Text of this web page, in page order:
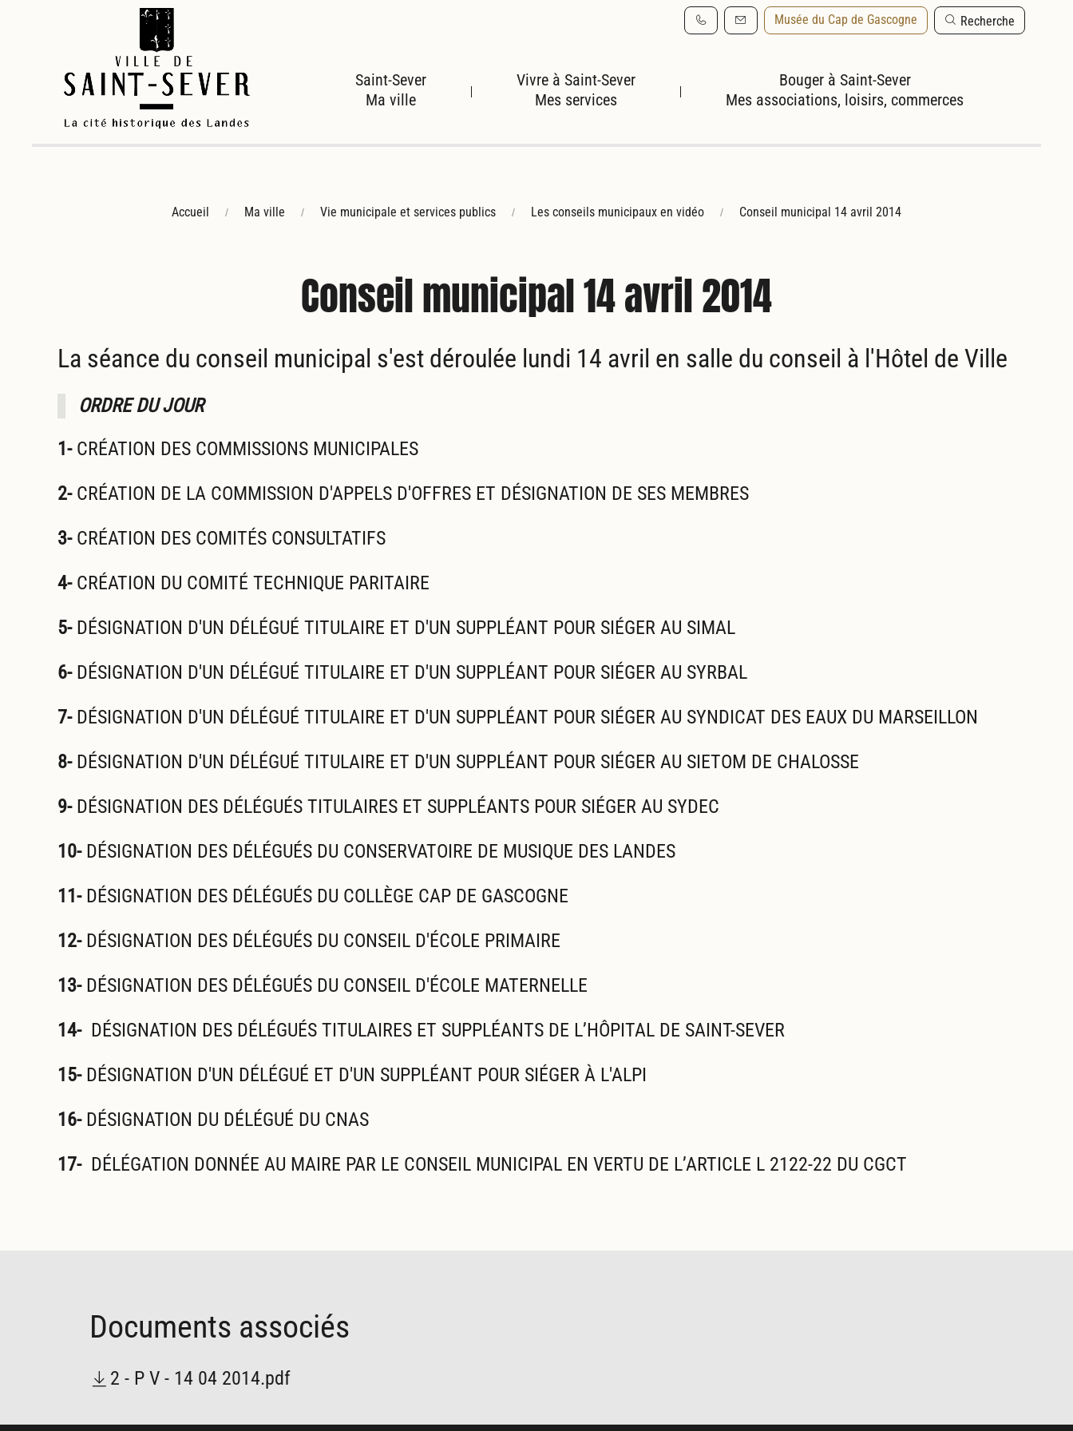
Musée du Cap de Gascogne Recherche
Ma ville Mes services Mes associations, loisirs, commerces
Accueil Ma ville Vie municipale et services publics Les conseils municipaux en vidéo Conseil municipal 14 avril 2014
Conseil municipal 14 avril 2014
La séance du conseil municipal s'est déroulée lundi 14 avril en salle du conseil à l'Hôtel de Ville
ORDRE DU JOUR
1- CRÉATION DES COMMISSIONS MUNICIPALES
2- CRÉATION DE LA COMMISSION D'APPELS D'OFFRES ET DÉSIGNATION DE SES MEMBRES
3-CRÉATION DES COMITÉS CONSULTATIFS
4- CRÉATION DU COMITÉ TECHNIQUE PARITAIRE
5-DÉSIGNATION D'UN DÉLÉGUÉ TITULAIRE ET D'UN SUPPLÉANT POUR SIÉGER AU SIMAL
6-DÉSIGNATION D'UN DÉLÉGUÉ TITULAIRE ET D'UN SUPPLÉANT POUR SIÉGER AU SYRBAL
7-DÉSIGNATION D'UN DÉLÉGUÉ TITULAIRE ET D'UN SUPPLÉANT POUR SIÉGER AU SYNDICAT DES EAUX DU MARSEILLON
8-DÉSIGNATION D'UN DÉLÉGUÉ TITULAIRE ET D'UN SUPPLÉANT POUR SIÉGER AU SIETOM DE CHALOSSE
9- DÉSIGNATION DES DÉLÉGUÉS TITULAIRES ET SUPPLÉANTS POUR SIÉGER AU SYDEC
10-DÉSIGNATION DES DÉLÉGUÉS DU CONSERVATOIRE DE MUSIQUE DES LANDES
11- DÉSIGNATION DES DÉLÉGUÉS DU COLLÈGE CAP DE GASCOGNE
12- DÉSIGNATION DES DÉLÉGUÉS DU CONSEIL D'ÉCOLE PRIMAIRE
13- DÉSIGNATION DES DÉLÉGUÉS DU CONSEIL D'ÉCOLE MATERNELLE
14- DÉSIGNATION DES DÉLÉGUÉS TITULAIRES ET SUPPLÉANTS DE L’HÔPITAL DE SAINT-SEVER
15- DÉSIGNATION D'UN DÉLÉGUÉ ET D'UN SUPPLÉANT POUR SIÉGER À L'ALPI
16- DÉSIGNATION DU DÉLÉGUÉ DU CNAS
17-DÉLÉGATION DONNÉE AU MAIRE PAR LE CONSEIL MUNICIPAL EN VERTU DE L’ARTICLE L 2122-22 DU CGCT
Documents associés
2 - P V - 14 04 2014.pdf